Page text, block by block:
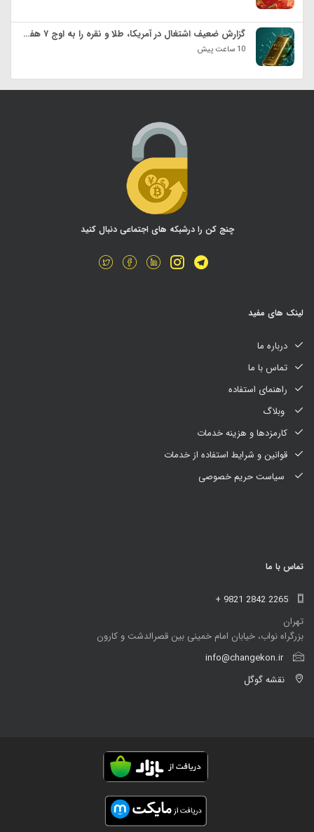
گزارش ضعیف اشتغال در آمریکا، طلا و نقره را به اوج ۷ هفته‌ای رساند
10 ساعت پیش
چنج کن را درشبکه های اجتماعی دنبال کنید
لینک های مفید
درباره ما
تماس با ما
راهنمای استفاده
کارمزدها و هزینه خدمات
قوانین و شرایط استفاده از خدمات
تماس با ما
+ 9821 2842 2265
تهران
بزرگراه نواب، خیابان امام خمینی بین قصرالدشت و کارون
info@changekon.ir